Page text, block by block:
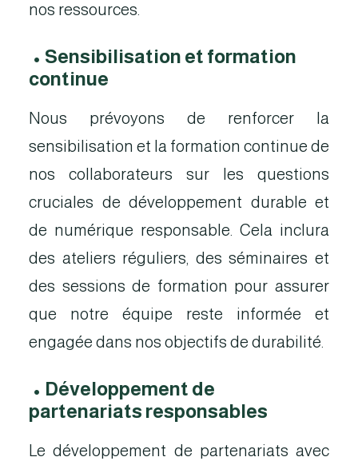
nos ressources.
• Sensibilisation et formation
continue
Nous prévoyons de renforcer la
sensibilisation et la formation continue de
nos collaborateurs sur les questions
cruciales de développement durable et
de numérique responsable. Cela inclura
des ateliers réguliers, des séminaires et
des sessions de formation pour assurer
que notre équipe reste informée et
engagée dans nos objectifs de durabilité.
• Développement de
partenariats responsables
Le développement de partenariats avec